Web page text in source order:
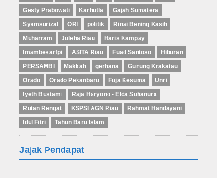
Gesty Prabowati Karhutla Gajah Sumatera
Syamsurizal ORI politik Rinai Bening Kasih
Muharram Juleha Riau Haris Kampay
Imambesarfpi ASITA Riau Fuad Santoso Hiburan
PERSAMBI Makkah gerhana Gunung Krakatau
Orado Orado Pekanbaru Fuja Kesuma Unri
Iyeth Bustami Raja Haryono - Elda Suhanura
Rutan Rengat KSPSI AGN Riau Rahmat Handayani
Idul Fitri Tahun Baru Islam
Jajak Pendapat